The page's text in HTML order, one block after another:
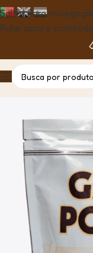
Saltar para
Pular para o
Casa Produto